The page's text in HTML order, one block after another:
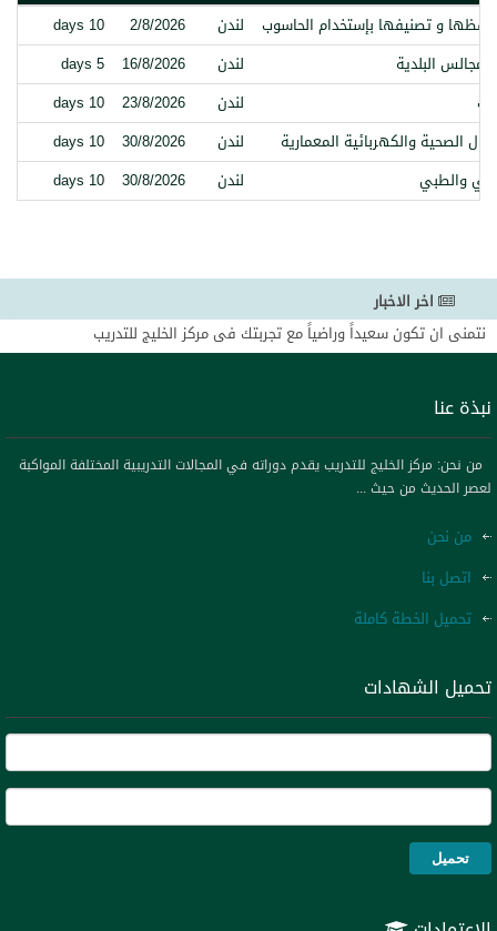
و تصنيفها بإستخدام الحاسوب
لندن 2/8/2026
10 days
البلدية
لندن 16/8/2026
5 days
لندن 23/8/2026
10 days
الصحية والكهربائية المعمارية
لندن 30/8/2026
10 days
والطبي
لندن 30/8/2026
10 days
اخر الاخبار
نتمنى ان تكون سعيداً وراضياً مع تجربتك فى مركز الخليج للتدريب
تحذير لكل الساده العملاء بدول مجلس التعاون بان ظهر مؤخرا من ينتحل اسم
نحن ملتزمون بتقديم أفضل خدمة ممكنة وتقديم البرامج التدريبية التي تلبي
مرحب بكم في موقعنا مركز الخليج للتدريب نتمنى ان نكون عند حسن ظنكم
نحن ملتزمون بتقديم حلول تدريبية حديثة ومتكاملة من حيث الأداء وخدمة
لدينا
نبذة عنا
من نحن: مركز الخليج للتدريب يقدم دوراته في المجالات التدريبية المختلفة المواكبة
لعصر الحديث من حيث ...
من نحن
اتصل بنا
تحميل الخطة كاملة
تحميل الشهادات